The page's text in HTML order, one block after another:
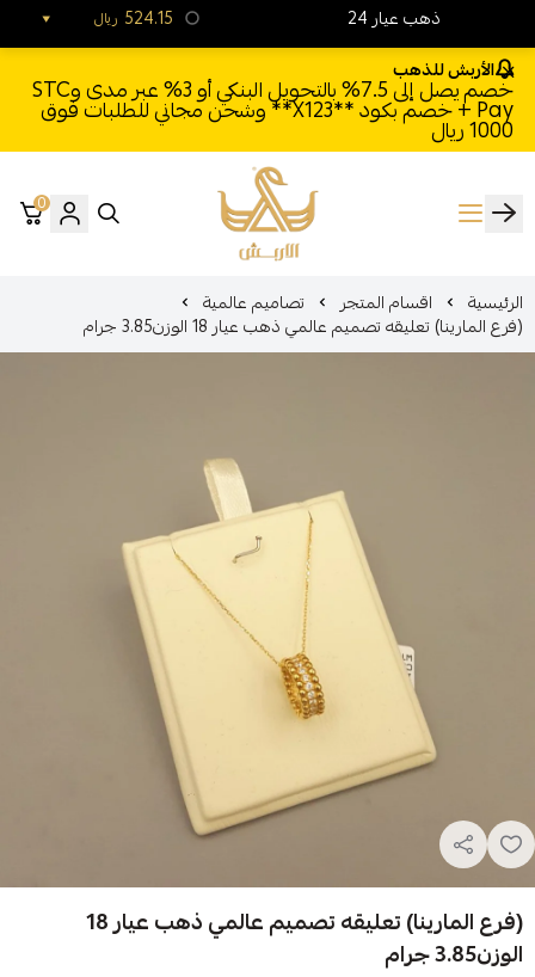
الأربش للذهب
خصم يصل إلى 7.5% بالتحويل البنكي أو 3% عبر مدى وSTC
Pay + خصم بكود **X123** وشحن مجاني للطلبات فوق
1000 ريال
الأربش للذهب
0
الرئيسية اقسام المتجر تصاميم عالمية
(فرع المارينا) تعليقه تصميم عالمي ذهب عيار 18 الوزن3.85 جرام
(فرع المارينا) تعليقه تصميم عالمي ذهب عيار 18
الوزن3.85 جرام
24 ذهب عيار ريال 524.15